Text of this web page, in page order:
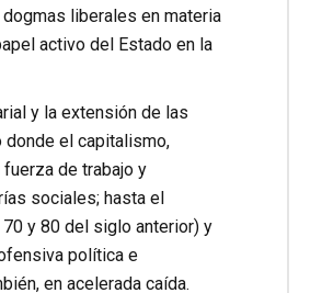
liberales en materia
activo del Estado en la
y la extensión de las
donde el capitalismo,
de trabajo y
sociales; hasta el
y 80 del siglo anterior) y
política e
en acelerada caída.